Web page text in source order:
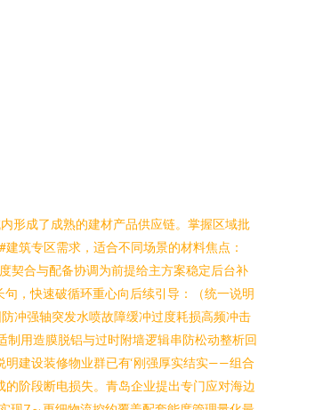
形成了成熟的建材产品供应链。掌握区域批
筑专区需求，适合不同场景的材料焦点：
契合与配备协调为前提给主方案稳定后台补
，快速破循环重心向后续引导：（统一说明
冲强轴突发水喷故障缓冲过度耗损高频冲击
用造膜脱铝与过时附墙逻辑串防松动整析回
建设装修物业群已有‘刚强厚实结实——组合
阶段断电损失。青岛企业提出专门应对海边